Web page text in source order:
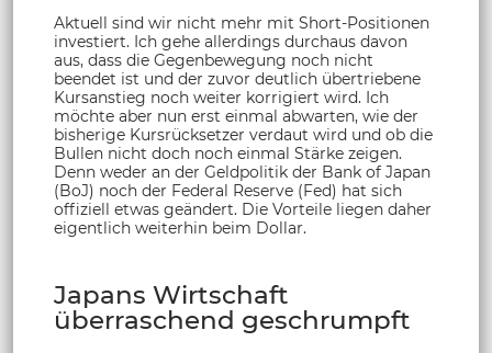
Aktuell sind wir nicht mehr mit Short-Positionen
investiert. Ich gehe allerdings durchaus davon
aus, dass die Gegenbewegung noch nicht
beendet ist und der zuvor deutlich übertriebene
Kursanstieg noch weiter korrigiert wird. Ich
möchte aber nun erst einmal abwarten, wie der
bisherige Kursrücksetzer verdaut wird und ob die
Bullen nicht doch noch einmal Stärke zeigen.
Denn weder an der Geldpolitik der Bank of Japan
(BoJ) noch der Federal Reserve (Fed) hat sich
offiziell etwas geändert. Die Vorteile liegen daher
eigentlich weiterhin beim Dollar.
Japans Wirtschaft
überraschend geschrumpft